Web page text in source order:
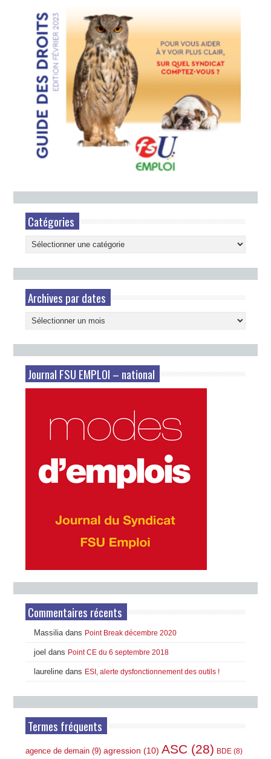
Catégories
Catégories
Archives par dates
Archives
par
dates
Journal FSU EMPLOI – national
Commentaires récents
Massilia dans Point Break décembre 2020
joel dans Point CE du 6 septembre 2018
laureline dans ESI, alerte dysfonctionnement des outils !
Termes fréquents
agence de demain (9) agression (10) ASC (28) BDE (8)